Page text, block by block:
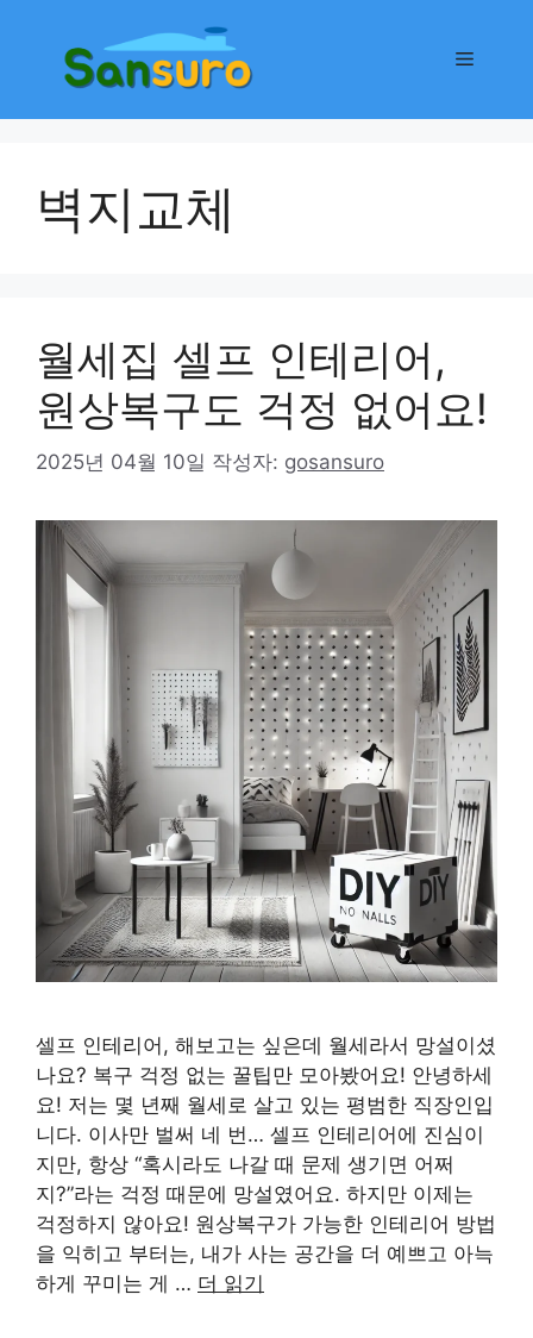
메
벽지교체
월세집 셀프 인테리어,
원상복구도 걱정 없어요!
2025년 04월 10일 작성자: gosansuro
셀프 인테리어, 해보고는 싶은데 월세라서 망설이셨
나요? 복구 걱정 없는 꿀팁만 모아봤어요! 안녕하세
요! 저는 몇 년째 월세로 살고 있는 평범한 직장인입
니다. 이사만 벌써 네 번… 셀프 인테리어에 진심이
지만, 항상 “혹시라도 나갈 때 문제 생기면 어쩌
지?”라는 걱정 때문에 망설였어요. 하지만 이제는
걱정하지 않아요! 원상복구가 가능한 인테리어 방법
을 익히고 부터는, 내가 사는 공간을 더 예쁘고 아늑
하게 꾸미는 게 … 더 읽기